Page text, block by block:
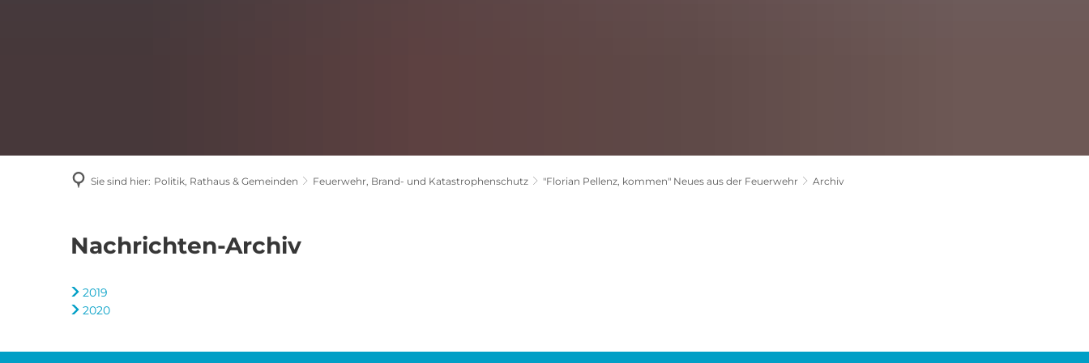
Sie sind hier: Politik, Rathaus & Gemeinden Feuerwehr, Brand- und Katastrophenschutz "Florian Pellenz, kommen" Neues aus der Feuerwehr Archiv
ArchivNachrichten-Archiv
2019
2020